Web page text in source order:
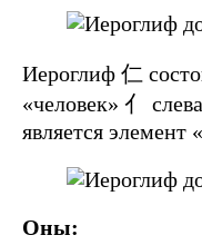
Иероглиф 仁
«человек» 亻
является элемент
Оны: